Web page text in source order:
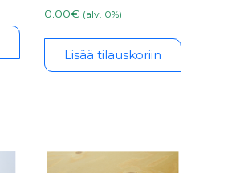
0.00€ (alv. 0%)
Lisää tilauskoriin